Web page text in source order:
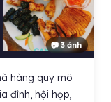
📷 3 ảnh
hàng quy mô
đình, hội họp,